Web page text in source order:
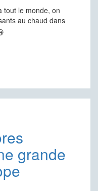
tout le monde, on
au chaud dans
grande